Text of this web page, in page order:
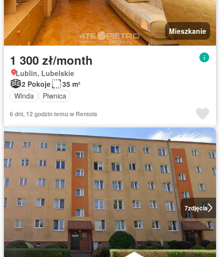
Mieszkanie
1 300 zł/month
Lublin, Lubelskie
2 Pokoje
35 m²
Winda
Piwnica
6 dni, 12 godzin temu w Rentola
7zdjęcia